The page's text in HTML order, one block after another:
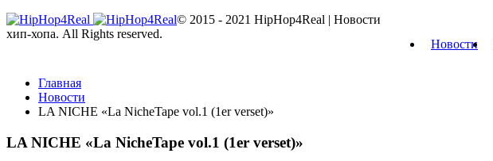
Новости
Главная
Новости
LA NICHE «La NicheTape vol​.​1 (1er verset)»
LA NICHE «La NicheTape vol​.​1 (1er verset)»
© 2015 - 2021 HipHop4Real | Новости
хип-хопа. All Rights reserved.